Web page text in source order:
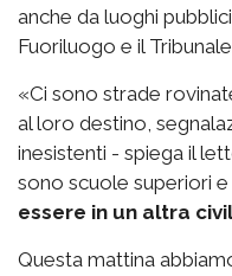
anche da luoghi
Fuoriluogo e il
«Ci sono strade
al loro destino,
inesistenti - spiega il
sono scuole superiori
essere in un altra
Questa mattina